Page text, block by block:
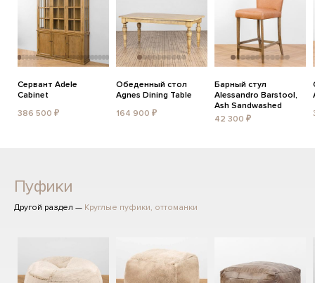
Сервант Adele
Cabinet
386 500 ₽
Обеденный стол
Agnes Dining Table
164 900 ₽
Барный стул
Alessandro Barstool,
Ash Sandwashed
42 300 ₽
Пуфики
Другой раздел — Круглые пуфики, оттоманки